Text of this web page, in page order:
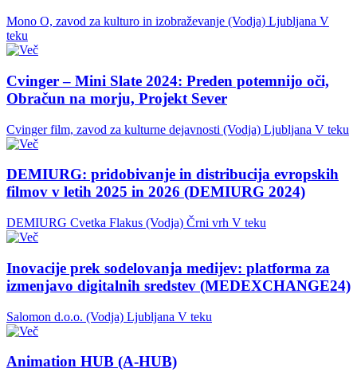
Mono O, zavod za kulturo in izobraževanje (Vodja) Ljubljana V
teku
Cvinger – Mini Slate 2024: Preden potemnijo oči,
Obračun na morju, Projekt Sever
Cvinger film, zavod za kulturne dejavnosti (Vodja) Ljubljana V teku
DEMIURG: pridobivanje in distribucija evropskih
filmov v letih 2025 in 2026 (DEMIURG 2024)
DEMIURG Cvetka Flakus (Vodja) Črni vrh V teku
Inovacije prek sodelovanja medijev: platforma za
izmenjavo digitalnih sredstev (MEDEXCHANGE24)
Salomon d.o.o. (Vodja) Ljubljana V teku
Animation HUB (A-HUB)